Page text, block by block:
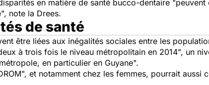
en matière de santé bucco-dentaire "peuvent
note la Drees.
de santé
être liées aux inégalités sociales entre les
à trois fois le niveau métropolitain en 2014", un
en particulier en Guyane".
et notamment chez les femmes, pourrait aussi